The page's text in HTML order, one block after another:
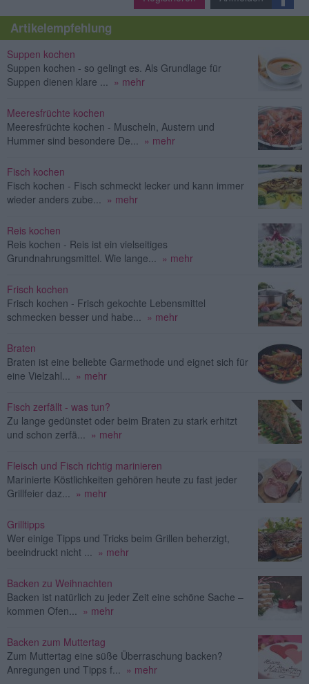
Artikelempfehlung
Suppen kochen
Suppen kochen - so gelingt es. Als Grundlage für
Suppen dienen klare ...
» mehr
Meeresfrüchte kochen
Meeresfrüchte kochen - Muscheln, Austern und
Hummer sind besondere De...
» mehr
Fisch kochen
Fisch kochen - Fisch schmeckt lecker und kann immer
wieder anders zube...
» mehr
Reis kochen
Reis kochen - Reis ist ein vielseitiges
Grundnahrungsmittel. Wie lange...
» mehr
Frisch kochen
Frisch kochen - Frisch gekochte Lebensmittel
schmecken besser und habe...
» mehr
Braten
Braten ist eine beliebte Garmethode und eignet sich für
eine Vielzahl...
» mehr
Fisch zerfällt - was tun?
Zu lange gedünstet oder beim Braten zu stark erhitzt
und schon zerfä...
» mehr
Fleisch und Fisch richtig marinieren
Marinierte Köstlichkeiten gehören heute zu fast jeder
Grillfeier daz...
» mehr
Grilltipps
Wer einige Tipps und Tricks beim Grillen beherzigt,
beeindruckt nicht ...
» mehr
Backen zu Weihnachten
Backen ist natürlich zu jeder Zeit eine schöne Sache –
kommen Ofen...
» mehr
Backen zum Muttertag
Zum Muttertag eine süße Überraschung backen?
Anregungen und Tipps f...
» mehr